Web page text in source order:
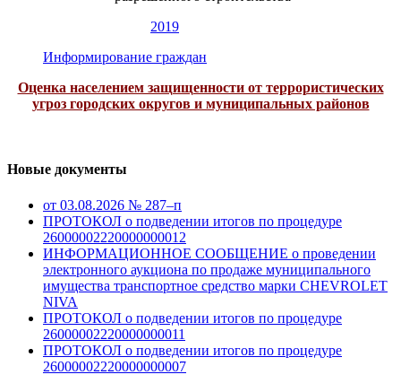
2019
Информирование граждан
Оценка населением защищенности от террористических
угроз городских округов и муниципальных районов
Новые документы
от 03.08.2026 № 287–п
ПРОТОКОЛ о подведении итогов по процедуре
26000002220000000012
ИНФОРМАЦИОННОЕ СООБЩЕНИЕ о проведении
электронного аукциона по продаже муниципального
имущества транспортное средство марки CHEVROLET
NIVA
ПРОТОКОЛ о подведении итогов по процедуре
26000002220000000011
ПРОТОКОЛ о подведении итогов по процедуре
26000002220000000007